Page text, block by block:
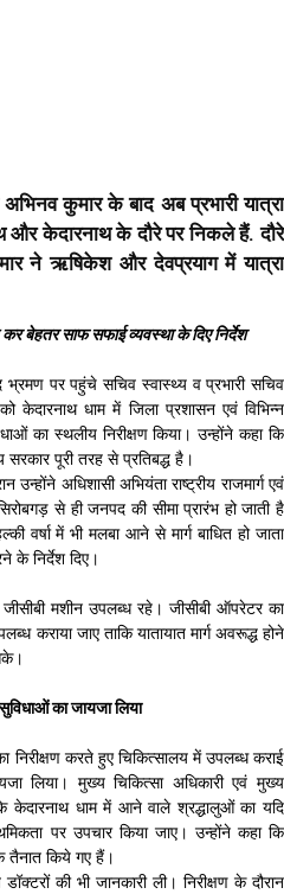
कुमार के बाद अब प्रभारी यात्रा
और केदारनाथ के दौरे पर निकले हैं. दौरे
ने ऋषिकेश और देवप्रयाग में यात्रा
कर बेहतर साफ सफाई व्यवस्था के दिए निर्देश
भ्रमण पर पहुंचे सचिव स्वास्थ्य व प्रभारी सचिव
केदारनाथ धाम में जिला प्रशासन एवं विभिन्न
का स्थलीय निरीक्षण किया। उन्होंने कहा कि
सरकार पूरी तरह से प्रतिबद्ध है।
उन्होंने अधिशासी अभियंता राष्ट्रीय राजमार्ग एवं
से ही जनपद की सीमा प्रारंभ हो जाती है
वर्षा में भी मलबा आने से मार्ग बाधित हो जाता
के निर्देश दिए।
मशीन उपलब्ध रहे। जीसीबी ऑपरेटर का
कराया जाए ताकि यातायात मार्ग अवरूद्ध होने
का जायजा लिया
निरीक्षण करते हुए चिकित्सालय में उपलब्ध कराई
लिया। मुख्य चिकित्सा अधिकारी एवं मुख्य
केदारनाथ धाम में आने वाले श्रद्धालुओं का यदि
पर उपचार किया जाए। उन्होंने कहा कि
तैनात किये गए हैं।
की भी जानकारी ली। निरीक्षण के दौरान